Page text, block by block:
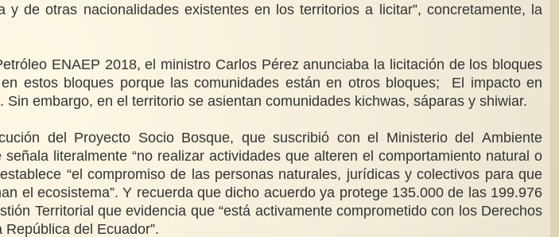
de otras nacionalidades existentes en los territorios a licitar”, concretamente, la
ENAEP 2018, el ministro Carlos Pérez anunciaba la licitación de los bloques
estos bloques porque las comunidades están en otros bloques; El impacto en
embargo, en el territorio se asientan comunidades kichwas, sáparas y shiwiar.
del Proyecto Socio Bosque, que suscribió con el Ministerio del Ambiente
literalmente “no realizar actividades que alteren el comportamiento natural o
“el compromiso de las personas naturales, jurídicas y colectivos para que
el ecosistema”. Y recuerda que dicho acuerdo ya protege 135.000 de las 199.976
Territorial que evidencia que “está activamente comprometido con los Derechos
del Ecuador”.